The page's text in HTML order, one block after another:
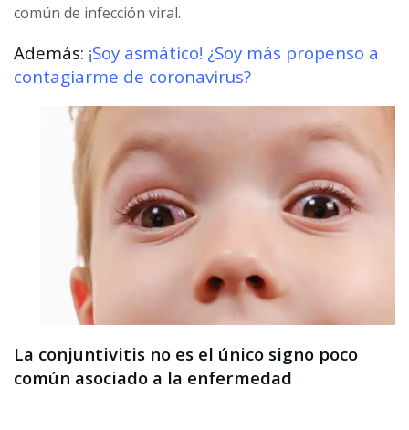
común de infección viral.
Además: ¡Soy asmático! ¿Soy más propenso a
contagiarme de coronavirus?
La conjuntivitis no es el único signo poco
común asociado a la enfermedad